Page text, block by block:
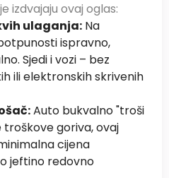
izdvajaju ovaj oglas:
ulaganja: Na
ispravno,
Sjedi i vozi – bez
ili elektronskih skrivenih
Auto bukvalno "troši
troškove goriva, ovaj
cijena
jeftino redovno